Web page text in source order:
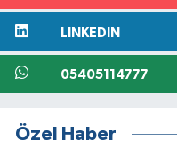
LINKEDIN
05405114777
Özel Haber